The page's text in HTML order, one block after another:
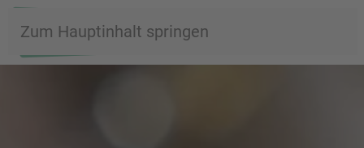
Zum Hauptinhalt springen